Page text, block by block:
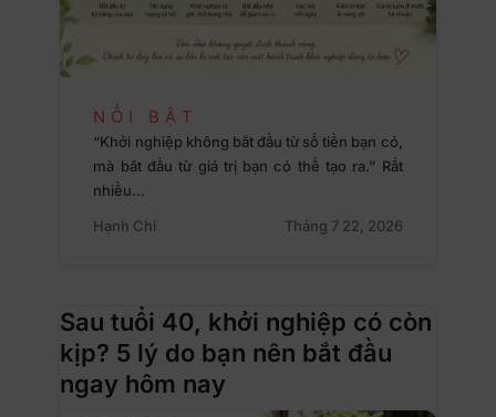
NỔI BẬT
“Khởi nghiệp không bắt đầu từ số tiền bạn có,
mà bắt đầu từ giá trị bạn có thể tạo ra.” Rất
nhiều…
Hạnh Chi
Tháng 7 22, 2026
Sau tuổi 40, khởi nghiệp có còn
kịp? 5 lý do bạn nên bắt đầu
ngay hôm nay